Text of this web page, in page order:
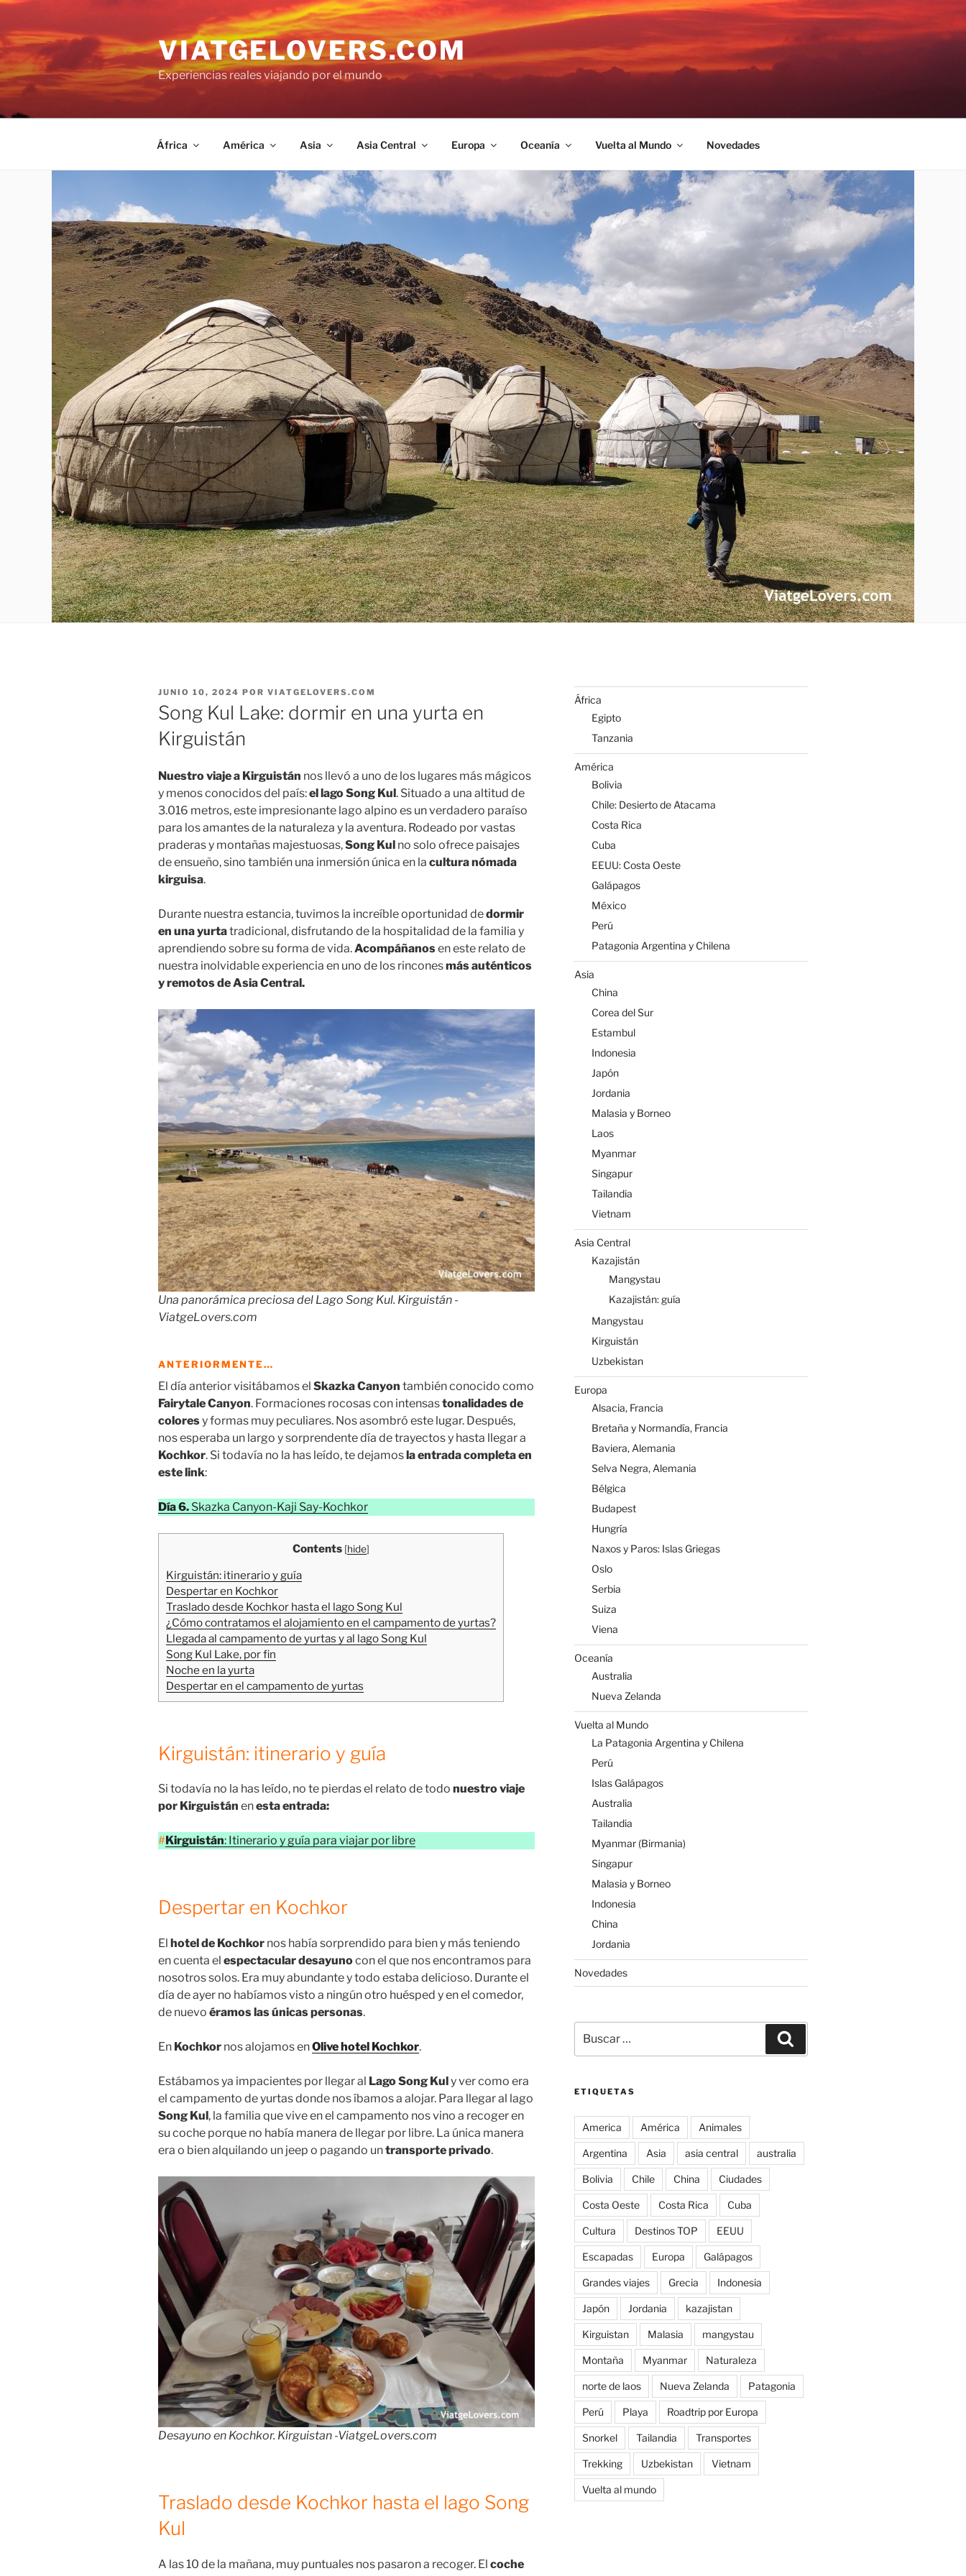
Saltar
contenido
VIATGELOVERS.COM
Experiencias reales viajando por el mundo
África América Asia Asia Central Europa Oceanía Vuelta al Mundo Novedades
PUBLICADO
EL
JUNIO 10, 2024 POR VIATGELOVERS.COM
Song Kul Lake: dormir en una yurta en
Kirguistán
Nuestro viaje a Kirguistán nos llevó a uno de los lugares más mágicos
y menos conocidos del país:el lago Song Kul. Situado a una altitud de
3.016 metros, este impresionante lago alpino es un verdadero paraíso
para los amantes de la naturaleza y la aventura. Rodeado por vastas
praderas y montañas majestuosas,Song Kul no solo ofrece paisajes
de ensueño, sino también una inmersión única en la cultura nómada
kirguisa.
Durante nuestra estancia, tuvimos la increíble oportunidad dedormir
en una yurtatradicional, disfrutando de la hospitalidad de la familia y
aprendiendo sobre su forma de vida.Acompáñanosen este relato de
nuestra inolvidable experiencia en uno de los rinconesmás auténticos
y remotos de Asia Central.
Una panorámica preciosa del Lago Song Kul. Kirguistán -
ViatgeLovers.com
ANTERIORMENTE…
El día anterior visitábamos el Skazka Canyon también conocido como
Fairytale Canyon. Formaciones rocosas con intensastonalidades de
coloresy formas muy peculiares. Nos asombró este lugar. Después,
nos esperaba un largo y sorprendente día de trayectos y hasta llegar a
Kochkor. Si todavía no la has leído, te dejamosla entrada completa en
este link:
Día 6. Skazka Canyon-Kaji Say-Kochkor
Contents [hide]
Kirguistán: itinerario y guía
Despertar en Kochkor
Traslado desde Kochkor hasta el lago Song Kul
¿Cómo contratamos el alojamiento en el campamento de yurtas?
Llegada al campamento de yurtas y al lago Song Kul
Song Kul Lake, por fin
Noche en la yurta
Despertar en el campamento de yurtas
Kirguistán: itinerario y guía
Si todavía no la has leído, no te pierdas el relato de todo nuestro viaje
por Kirguistán enesta entrada:
#Kirguistán: Itinerario y guía para viajar por libre
Despertar en Kochkor
El hotel de Kochkor nos había sorprendido para bien y más teniendo
en cuenta el espectacular desayunocon el que nos encontramos para
nosotros solos. Era muy abundante y todo estaba delicioso. Durante el
día de ayer no habíamos visto a ningún otro huésped y en el comedor,
de nuevo éramos las únicas personas.
En Kochkor nos alojamos enOlive hotel Kochkor.
Estábamos ya impacientes por llegar al Lago Song Kuly ver como era
el campamento de yurtas donde nos íbamos a alojar. Para llegar al lago
Song Kul, la familia que vive en el campamento nos vino a recoger en
su coche porque no había manera de llegar por libre. La única manera
era o bien alquilando un jeep o pagando untransporte privado.
Desayuno en Kochkor. Kirguistan -ViatgeLovers.com
Traslado desde Kochkor hasta el lago Song
Kul
A las 10 de la mañana, muy puntuales nos pasaron a recoger. El coche
África
Egipto
Tanzania
América
Bolivia
Chile: Desierto de Atacama
Costa Rica
Cuba
EEUU: Costa Oeste
Galápagos
México
Perú
Patagonia Argentina y Chilena
Asia
China
Corea del Sur
Estambul
Indonesia
Japón
Jordania
Malasia y Borneo
Laos
Myanmar
Singapur
Tailandia
Vietnam
Asia Central
Kazajistán
Mangystau
Kazajistán: guía
Mangystau
Kirguistán
Uzbekistan
Europa
Alsacia, Francia
Bretaña y Normandía, Francia
Baviera, Alemania
Selva Negra, Alemania
Bélgica
Budapest
Hungría
Naxos y Paros: Islas Griegas
Oslo
Serbia
Suiza
Viena
Oceanía
Australia
Nueva Zelanda
Vuelta al Mundo
La Patagonia Argentina y Chilena
Perú
Islas Galápagos
Australia
Tailandia
Myanmar (Birmania)
Singapur
Malasia y Borneo
Indonesia
China
Jordania
Novedades
por:
ETIQUETAS
America América Animales
Argentina Asia asia central australia
Bolivia Chile China Ciudades
Costa Oeste Costa Rica Cuba
Cultura Destinos TOP EEUU
Escapadas Europa Galápagos
Grandes viajes Grecia Indonesia
Japón Jordania kazajistan
Kirguistan Malasia mangystau
Montaña Myanmar Naturaleza
norte de laos Nueva Zelanda Patagonia
Perú Playa Roadtrip por Europa
Snorkel Tailandia Transportes
Trekking Uzbekistan Vietnam
Vuelta al mundo